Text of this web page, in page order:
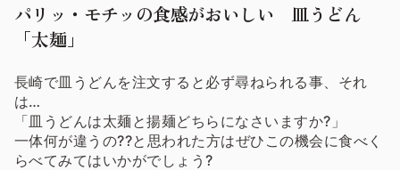
パリッ・モチッの食感がおいしい 皿うどん
「太麺」
長崎で皿うどんを注文すると必ず尋ねられる事、それ
は…
「皿うどんは太麺と揚麺どちらになさいますか?」
一体何が違うの??と思われた方はぜひこの機会に食べく
らべてみてはいかがでしょう?